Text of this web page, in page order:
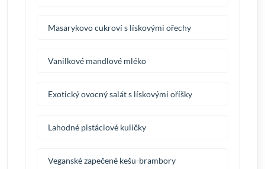
Masarykovo cukroví s lískovými ořechy
Vanilkové mandlové mléko
Exotický ovocný salát s lískovými oříšky
Lahodné pistáciové kuličky
Veganské zapečené kešu-brambory